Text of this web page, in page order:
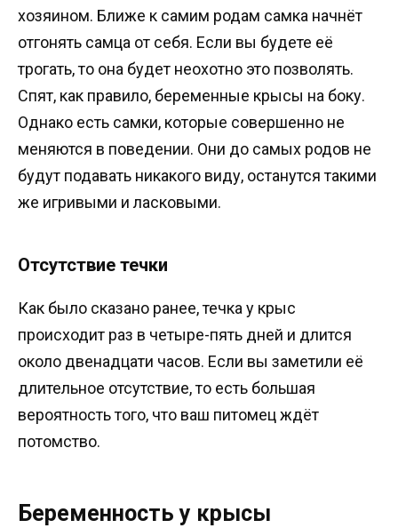
хозяином. Ближе к самим родам самка начнёт
отгонять самца от себя. Если вы будете её
трогать, то она будет неохотно это позволять.
Спят, как правило, беременные крысы на боку.
Однако есть самки, которые совершенно не
меняются в поведении. Они до самых родов не
будут подавать никакого виду, останутся такими
же игривыми и ласковыми.
Отсутствие течки
Как было сказано ранее, течка у крыс
происходит раз в четыре-пять дней и длится
около двенадцати часов. Если вы заметили её
длительное отсутствие, то есть большая
вероятность того, что ваш питомец ждёт
потомство.
Беременность у крысы